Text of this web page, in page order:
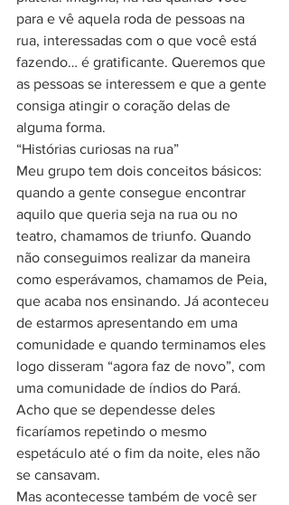
para e vê aquela roda de pessoas na
rua, interessadas com o que você está
fazendo… é gratificante. Queremos que
as pessoas se interessem e que a gente
consiga atingir o coração delas de
alguma forma.
“Histórias curiosas na rua”
Meu grupo tem dois conceitos básicos:
quando a gente consegue encontrar
aquilo que queria seja na rua ou no
teatro, chamamos de triunfo. Quando
não conseguimos realizar da maneira
como esperávamos, chamamos de Peia,
que acaba nos ensinando. Já aconteceu
de estarmos apresentando em uma
comunidade e quando terminamos eles
logo disseram “agora faz de novo”, com
uma comunidade de índios do Pará.
Acho que se dependesse deles
ficaríamos repetindo o mesmo
espetáculo até o fim da noite, eles não
se cansavam.
Mas acontecesse também de você ser